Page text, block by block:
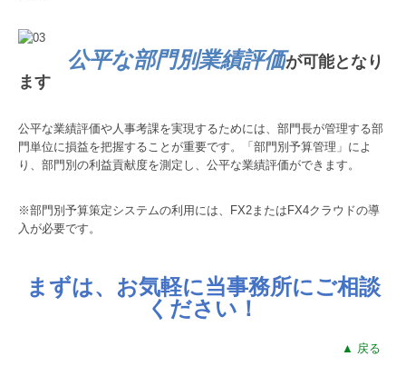
公平な部門別業績評価が可能となり
ます
公平な業績評価や人事考課を実現するためには、部門長が管理する部
門単位に損益を把握することが重要です。「部門別予算管理」によ
り、部門別の利益貢献度を測定し、公平な業績評価ができます。
※部門別予算策定システムの利用には、FX2またはFX4クラウドの導
入が必要です。
まずは、お気軽に当事務所にご相談
ください！
▲ 戻る